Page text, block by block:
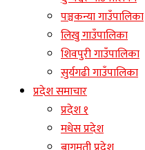
पञ्चकन्या गाउँपालिका
लिखु गाउँपालिका
शिवपुरी गाउँपालिका
सुर्यगढी गाउँपालिका
प्रदेश समाचार
प्रदेश १
मधेस प्रदेश